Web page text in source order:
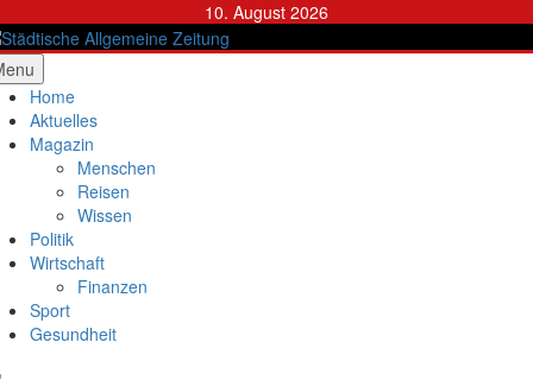
to
content
10. August 2026
Allgemeine Zeitung
Home
Aktuelles
Magazin
Menschen
Reisen
Wissen
Politik
Wirtschaft
Finanzen
Sport
Gesundheit